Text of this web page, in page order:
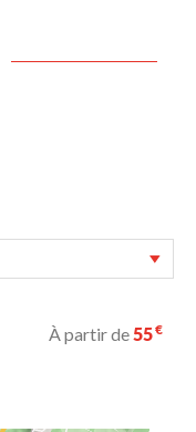
À partir de 55€